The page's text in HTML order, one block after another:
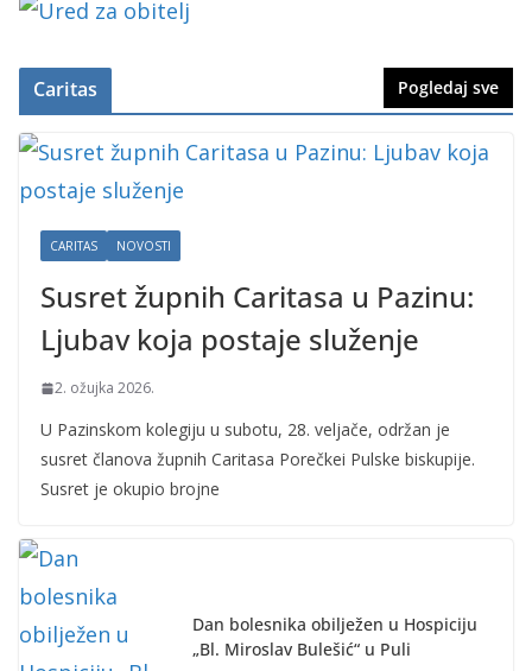
Caritas Pogledaj sve
CARITAS NOVOSTI
Susret župnih Caritasa u Pazinu:
Ljubav koja postaje služenje
2. ožujka 2026.
U Pazinskom kolegiju u subotu, 28. veljače, održan je
susret članova župnih Caritasa Porečkei Pulske biskupije.
Susret je okupio brojne
Dan bolesnika obilježen u Hospiciju
„Bl. Miroslav Bulešić“ u Puli